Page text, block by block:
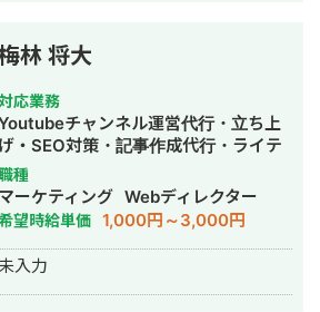
、寺院へのテレアポ業務を成果報酬
┗新規案件(代理店二次受
)として、フロント・運用業務・クリ
エイティブ制作を行う。 ┗Meta、
、YDA、SmartNewsの運用～ク
リエイティブ制作 ・メンズ美容商品 月
額300万 CPA¥11,000 ┗新規案件(代
理店二次受け)として、フロント・運用
務・クリエイティブ制作を行う。
、GDN、YDA、SmartNewsの
用～クリエイティブ制作 ・買取サー
であるWebコンサルティング会社の
SEO部署にて、SEOコンサルタント・
ィレクターとして従事。 その経験か
、現在はSEO記事制作代行をメイン
事業として、SEO対策の支援を行って
おります。 Web制作会社において、コ
ダー兼ディレクターとして、サイト
リニューアル・運用を行っていた経験
もあり、プロジェクトマネージャーと
てSEO施策の提案～実行までを一気
貫で対応が可能。 SEOにとどまらな
、ビジネスゴールを意識したWebマ
を全般的に対応可能で、内部・外
・コンテンツ・E-E-A-Tに関する提
案も可能です！ ・業界を入念に調べた
えで、AIやキュレーションでは作成
できない記事を納品します！ ■実績
#SEO ・200記事以上作成 ・検索順位
位以内多数 ・「SEOラウンジプロ」
卒業生 ■ これまでの記事制作の主な経
験業界 ・SaaS ・人材 ・コンサル ・
マーケ（YouTube・SNS・MEOな
） ・不動産 ・害虫駆除 ・家事 担当
務・得意業務 ■得意業務 ・マニュア
林 将大
応業務
チャンネル運営代行・立ち上
げ・SEO対策・記事作成代行・ライテ
ング・事務代行・動画制作・動画編
集
種
マーケティング Webディレクター
希望時給単価 1,000円～3,000円
入力